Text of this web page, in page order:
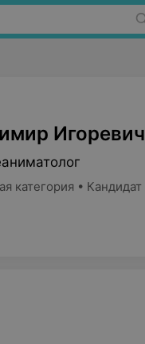
Игоревич
категория • Кандидат